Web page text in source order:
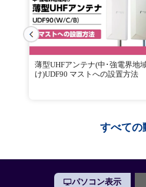
薄型UHFアンテナ(中･強電界地
け)UDF90 マストへの設置方法
すべての
パソコン表示